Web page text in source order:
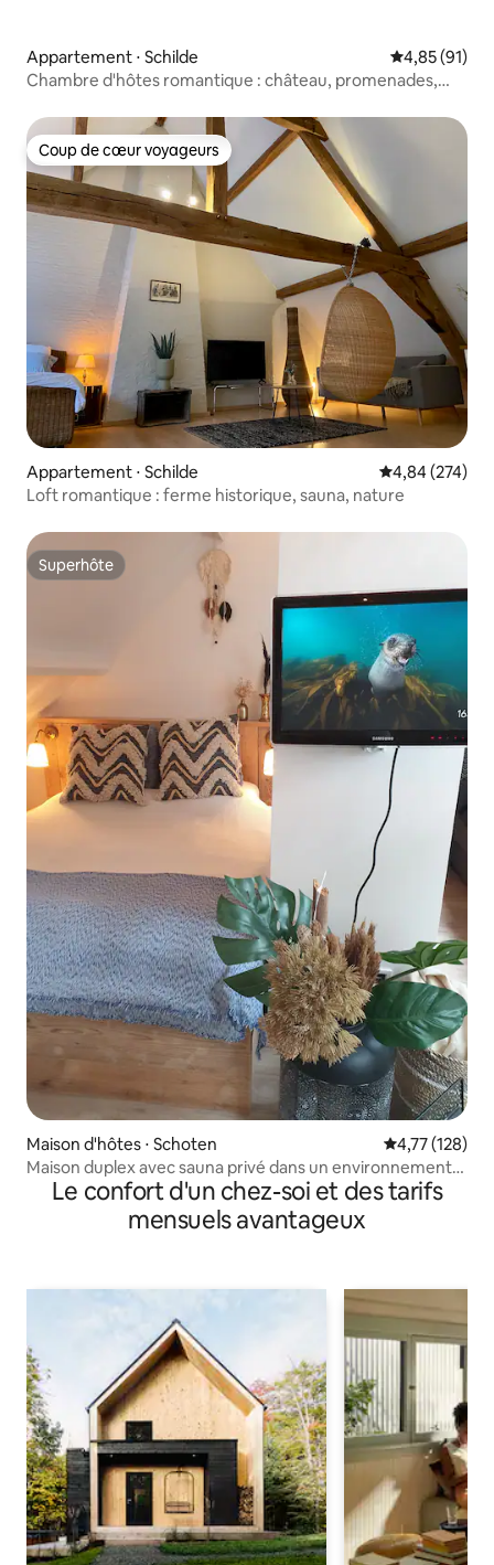
Appartement ⋅ Schilde Évaluation
4,85 (91)
Chambre d'hôtes romantique : château, promenades,
Coup de cœur voyageurs
Coup de cœur voyageurs
Appartement ⋅ Schilde Évaluation
4,84 (274)
Loft romantique : ferme historique, sauna, nature
Superhôte
Superhôte
Maison d'hôtes ⋅ Schoten Évaluation
4,77 (128)
Maison duplex avec sauna privé dans un environnement
naturel
Le confort d'un chez-soi et des tarifs
mensuels avantageux